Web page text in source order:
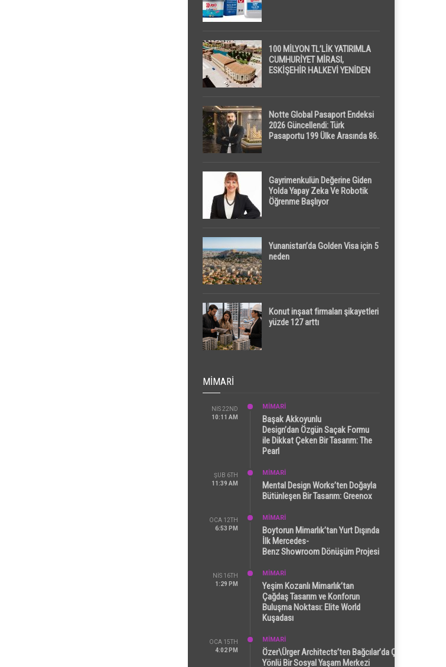
100 MİLYON TL’LİK YATIRIMLA
CUMHURİYET MİRASI,
ESKİŞEHİR HALKEVİ YENİDEN
Notte Global Pasaport Endeksi
2026 Güncellendi: Türk
Pasaportu 199 Ülke Arasında 86.
Gayrimenkulün Değerine Giden
Yolda Yapay Zeka Ve Robotik
Öğrenme Başlıyor
Yunanistan’da Golden Visa için 5
neden
Konut inşaat firmaları şikayetleri
yüzde 127 arttı
MIMARI
NIS 22ND
10:11 AM
MİMARİ
Başak Akkoyunlu
Design’dan Özgün Saçak Formu
ile Dikkat Çeken Bir Tasarım: The
Pearl
ŞUB 6TH
11:39 AM
MİMARİ
Mental Design Works’ten Doğayla
Bütünleşen Bir Tasarım: Greenox
OCA 12TH
6:53 PM
MİMARİ
Boytorun Mimarlık’tan Yurt Dışında
İlk Mercedes-
Benz Showroom Dönüşüm Projesi
NIS 16TH
1:29 PM
MİMARİ
Yeşim Kozanlı Mimarlık’tan
Çağdaş Tasarım ve Konforun
Buluşma Noktası: Elite World
Kuşadası
OCA 15TH
4:02 PM
MİMARİ
Özer\Ürger Architects’ten Bağcılar’da Çok
Yönlü Bir Sosyal Yaşam Merkezi